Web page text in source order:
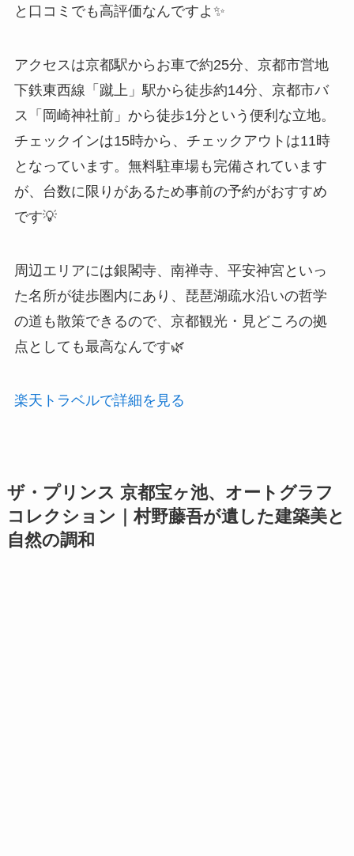
と口コミでも高評価なんですよ✨
アクセスは京都駅からお車で約25分、京都市営地
下鉄東西線「蹴上」駅から徒歩約14分、京都市バ
ス「岡崎神社前」から徒歩1分という便利な立地。
チェックインは15時から、チェックアウトは11時
となっています。無料駐車場も完備されています
が、台数に限りがあるため事前の予約がおすすめ
です💡
周辺エリアには銀閣寺、南禅寺、平安神宮といっ
た名所が徒歩圏内にあり、琵琶湖疏水沿いの哲学
の道も散策できるので、京都観光・見どころの拠
点としても最高なんです🌿
楽天トラベルで詳細を見る
ザ・プリンス 京都宝ヶ池、オートグラフ
コレクション｜村野藤吾が遺した建築美と
自然の調和